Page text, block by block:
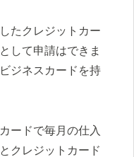
たクレジットカー
して申請はできま
ジネスカードを持
ードで毎月の仕入
クレジットカード